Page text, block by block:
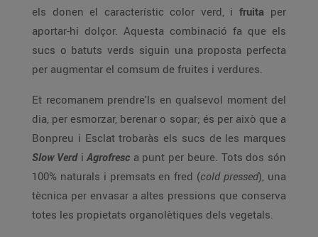
els donen el característic color verd, i fruita per
aportar-hi dolçor. Aquesta combinació fa que els
sucs o batuts verds siguin una proposta perfecta
per augmentar el comsum de fruites i verdures.
Et recomanem prendre'ls en qualsevol moment del
dia, per esmorzar, berenar o sopar; és per això que a
Bonpreu i Esclat trobaràs els sucs de les marques
Slow Verdi Agrofresc a punt per beure. Tots dos són
100% naturals i premsats en fred (cold pressed), una
tècnica per envasar a altes pressions que conserva
totes les propietats organolètiques dels vegetals.